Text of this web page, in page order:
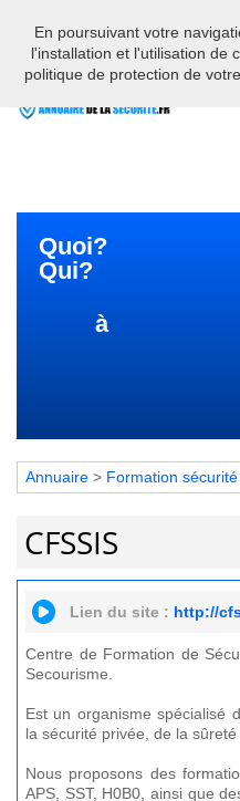
Bienvenue sur l'annuaire
Quoi?
Qui?
à
Annuaire > Formation sécurité
CFSSIS
Lien du site : http://
Centre de Formation de
Secourisme.
Est un organisme spécialisé
la sécurité privée, de la
Nous proposons des
APS, SST, H0B0, ainsi que
En poursuivant votre
l'installation et l'utilisation de
politique de protection de